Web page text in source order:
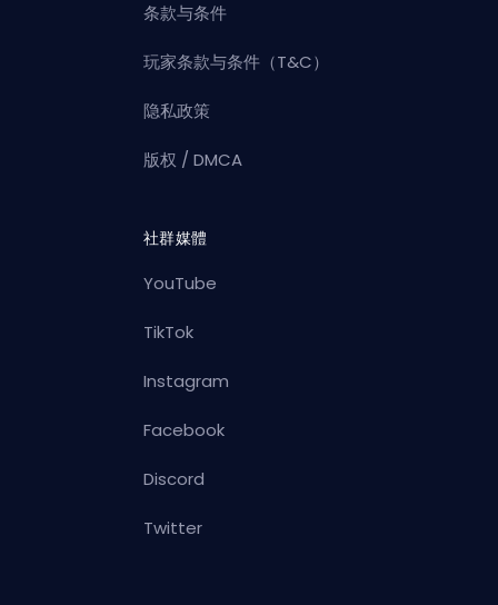
条款与条件
玩家条款与条件（T&C）
隐私政策
版权 / DMCA
社群媒體
YouTube
TikTok
Instagram
Facebook
Discord
Twitter